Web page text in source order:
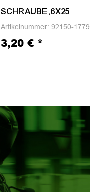
SCHRAUBE,6X25
Artikelnummer: 92150-1779
3,20 € *